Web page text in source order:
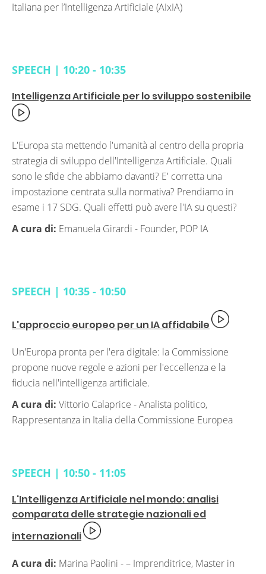
Italiana per l’Intelligenza Artificiale (AIxIA)
SPEECH | 10:20 - 10:35
Intelligenza Artificiale per lo sviluppo sostenibile
L'Europa sta mettendo l'umanità al centro della propria
strategia di sviluppo dell'Intelligenza Artificiale. Quali
sono le sfide che abbiamo davanti? E' corretta una
impostazione centrata sulla normativa? Prendiamo in
esame i 17 SDG. Quali effetti può avere l'IA su questi?
A cura di: Emanuela Girardi - Founder, POP IA
SPEECH | 10:35 - 10:50
L'approccio europeo per un IA affidabile
Un'Europa pronta per l'era digitale: la Commissione
propone nuove regole e azioni per l'eccellenza e la
fiducia nell'intelligenza artificiale.
A cura di: Vittorio Calaprice -Analista politico,
Rappresentanza in Italia della Commissione Europea
SPEECH | 10:50 - 11:05
L'Intelligenza Artificiale nel mondo: analisi
comparata delle strategie nazionali ed
internazionali
A cura di: Marina Paolini -– Imprenditrice, Master in